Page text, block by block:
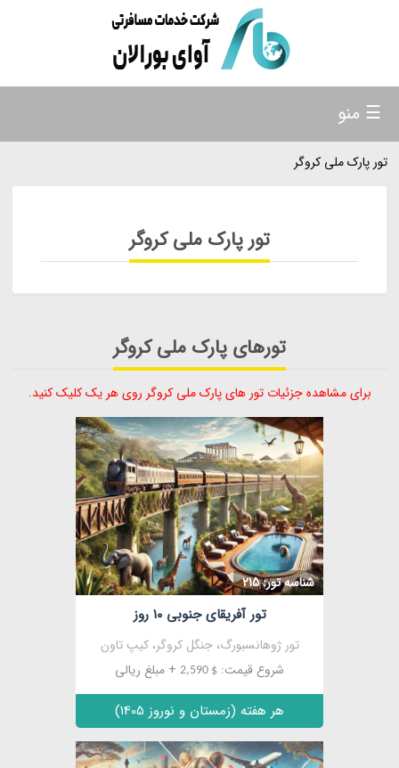
تور پارک ملی کروگر
تور پارک ملی کروگر
تورهای پارک ملی کروگر
برای مشاهده جزئیات تور های پارک ملی کروگر روی هر یک کلیک کنید.
شناسه تور: 215
تور آفریقای جنوبی ۱۰ روز
تور ژوهانسبورگ، جنگل کروگر، کیپ تاون
شروع قیمت: $ 2,590 + مبلغ ریالی
هر هفته (زمستان و نوروز 1405)
☰ منو